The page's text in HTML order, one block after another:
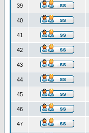
39
40
41
42
43
44
45
46
47